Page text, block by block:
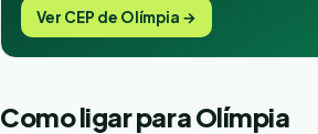
Ver CEP de Olímpia →
Como ligar para Olímpia